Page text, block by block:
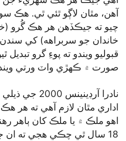
آهن، مٿان لاڳو ٿئي ٿي. هڪ
چيو ته جيڪڏهن هر هڪ گُرو
خاندان جو سربراهه) کي
قبوليو ويندو ته پوءِ گرو
صورت ۾ ڪهڙي واٽ ورتي
اداري مٿان لازم آهي ته هر
اهو ملڪ ۾ يا ملڪ کان ٻاهر
18 سال ٿي چڪي هجي ته